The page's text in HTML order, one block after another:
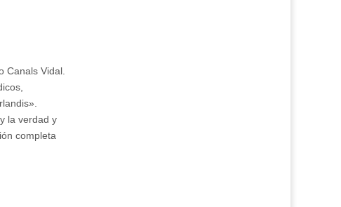
Canals Vidal.
la verdad y
completa